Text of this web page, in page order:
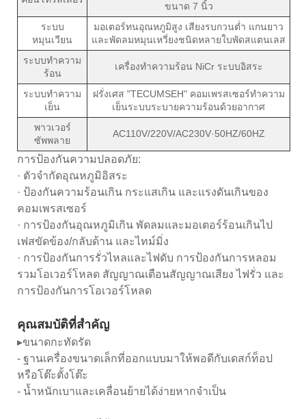
ขนาด 7 นิ้ว
ระบบ
หมุนเวียน
มอเตอร์ทนอุณหภูมิสูง เสียงรบกวนต่ำ แกนยาว
และพัดลมหมุนเหวี่ยงชนิดหลายใบพัดสแตนเลส
ระบบทำความ
ร้อน
เครื่องทำความร้อน NiCr ระบบอิสระ
ระบบทำความ
เย็น
ฝรั่งเศส "TECUMSEH" คอมเพรสเซอร์ทำความ
เย็นระบบระบายความร้อนด้วยอากาศ
พาวเวอร์
ซัพพลาย
AC110V/220V/AC230V·50HZ/60HZ
การป้องกันความปลอดภัย:
· ตัวจำกัดอุณหภูมิอิสระ
· ป้องกันความร้อนเกิน กระแสเกิน และแรงดันเกินของ
คอมเพรสเซอร์
· การป้องกันอุณหภูมิเกิน พัดลมและมอเตอร์ร้อนเกินไป
เฟสขัดข้อง/กลับด้าน และไทม์มิ่ง
· การป้องกันการรั่วไหลและไฟดับ การป้องกันการหลอม
รวมโอเวอร์โหลด สัญญาณเตือนสัญญาณเสียง ไฟรั่ว และ
การป้องกันการโอเวอร์โหลด
คุณสมบัติที่สำคัญ
▸ขนาดกะทัดรัด
- ฐานเครื่องขนาดเล็กที่ออกแบบมาให้พอดีกับเดสก์ท็อป
หรือโต๊ะตั้งโต๊ะ
- น้ำหนักเบาและเคลื่อนย้ายได้ง่ายหากจำเป็น